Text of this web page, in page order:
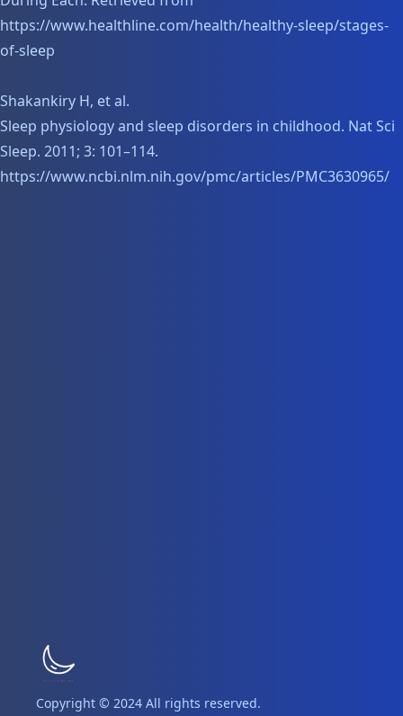
https://www.healthline.com/health/healthy-sleep/stages-
of-sleep
Shakankiry H, et al.
Sleep physiology and sleep disorders in childhood. Nat Sci
Sleep. 2011; 3: 101–114.
https://www.ncbi.nlm.nih.gov/pmc/articles/PMC3630965/
Copyright © 2024 All rights reserved.